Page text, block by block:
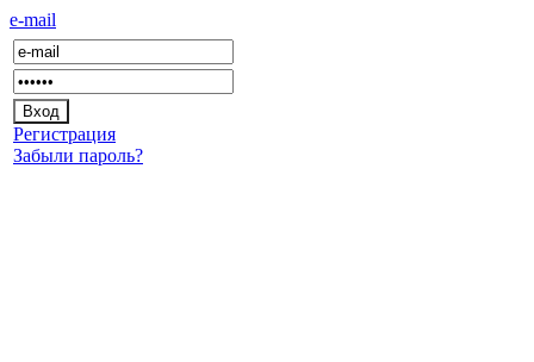
e-mail
Регистрация
Забыли пароль?